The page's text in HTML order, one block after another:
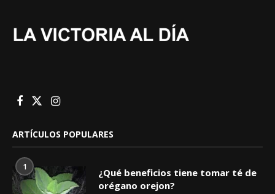
ARTÍCULOS POPULARES
1
¿Qué beneficios tiene tomar té de
orégano orejon?